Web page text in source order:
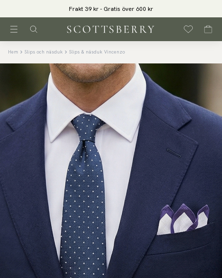
Frakt 39 kr - Gratis över 600 kr
Hem Slips och näsduk Slips & näsduk Vincenzo